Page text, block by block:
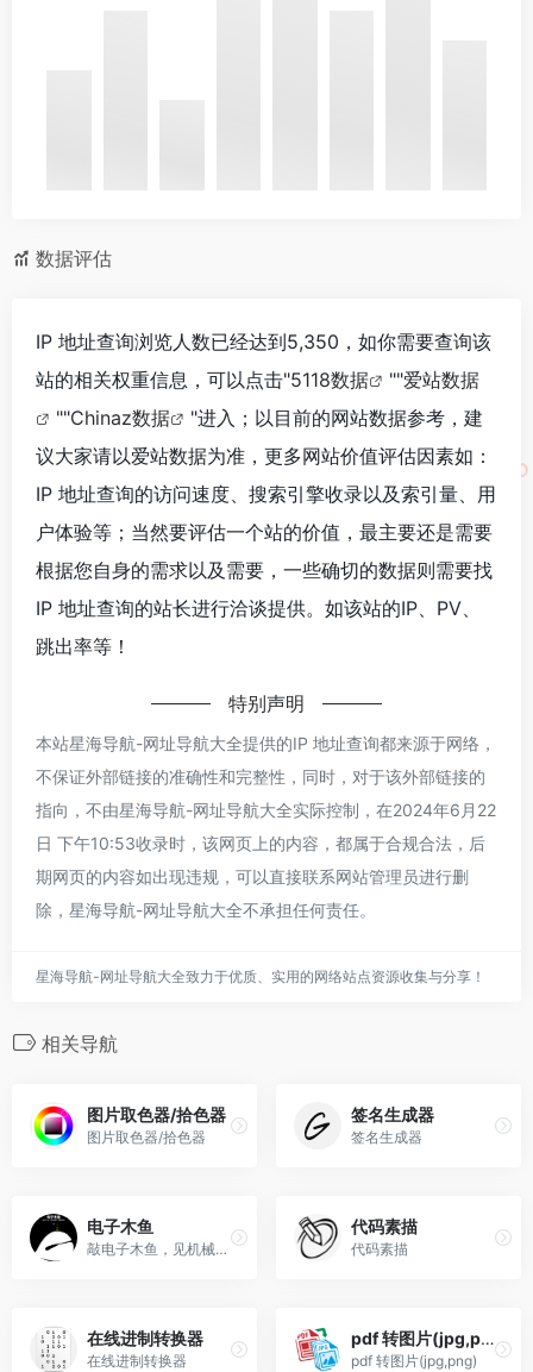
数据评估
IP 地址查询浏览人数已经达到5,350，如你需要查询该
站的相关权重信息，可以点击"5118数据 ""爱站数据
""Chinaz数据
"进入；以目前的网站数据参考，建
议大家请以爱站数据为准，更多网站价值评估因素如：
IP 地址查询的访问速度、搜索引擎收录以及索引量、用
户体验等；当然要评估一个站的价值，最主要还是需要
根据您自身的需求以及需要，一些确切的数据则需要找
IP 地址查询的站长进行洽谈提供。如该站的IP、PV、
跳出率等！
特别声明
本站星海导航-网址导航大全提供的IP 地址查询都来源于网络，
不保证外部链接的准确性和完整性，同时，对于该外部链接的
指向，不由星海导航-网址导航大全实际控制，在2024年6月22
日 下午10:53收录时，该网页上的内容，都属于合规合法，后
期网页的内容如出现违规，可以直接联系网站管理员进行删
除，星海导航-网址导航大全不承担任何责任。
星海导航-网址导航大全致力于优质、实用的网络站点资源收集与分享！
相关导航
图片取色器/拾色器
图片取色器/拾色器
签名生成器
签名生成器
电子木鱼
敲电子木鱼，见机械佛祖，得赛博真经
代码素描
代码素描
在线进制转换器
在线进制转换器
pdf 转图片(jpg,png)
pdf 转图片(jpg,png)